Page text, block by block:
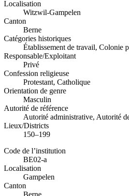
Localisation
Witzwil-Gampelen
Canton
Berne
Catégories historiques
Établissement de travail, Colonie
Responsable/Exploitant
Privé
Confession religieuse
Protestant, Catholique
Orientation de genre
Masculin
Autorité de référence
Autorité administrative, Autorité
Lieux/Districts
150–199
Code de l’institution
BE02-a
Localisation
Gampelen
Canton